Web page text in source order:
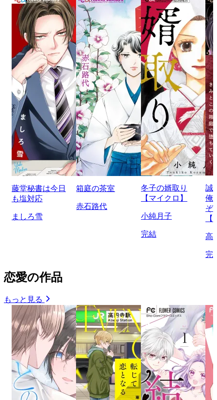
藤堂秘書は今日
も塩対応
ましろ雪
箱庭の茶室
赤石路代
冬子の婿取り
【マイクロ】
小純月子
完結
誠
俺
ぞ
高
完
恋愛の作品
もっと見る